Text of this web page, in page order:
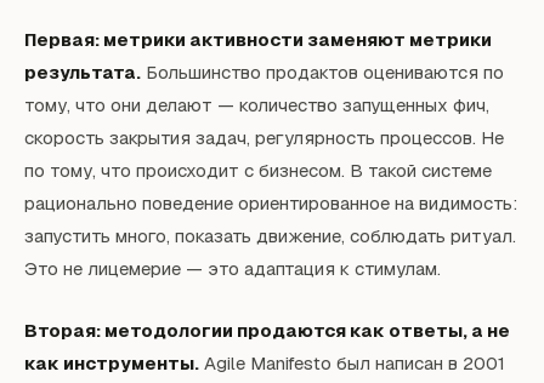
Первая: метрики активности заменяют метрики
результата. Большинство продактов оцениваются по
тому, что они делают — количество запущенных фич,
скорость закрытия задач, регулярность процессов. Не
по тому, что происходит с бизнесом. В такой системе
рационально поведение ориентированное на видимость:
запустить много, показать движение, соблюдать ритуал.
Это не лицемерие — это адаптация к стимулам.
Вторая: методологии продаются как ответы, а не
как инструменты. Agile Manifesto был написан в 2001